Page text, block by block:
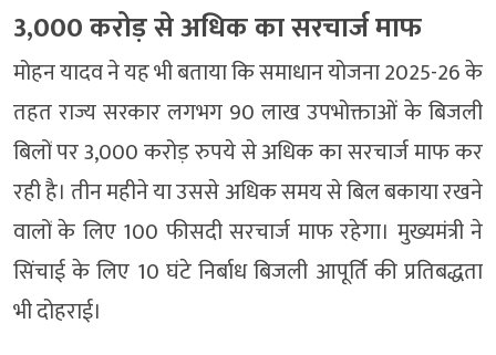
3,000 करोड़ से अधिक का सरचार्ज माफ
मोहन यादव ने यह भी बताया कि समाधान योजना 2025-26 के
तहत राज्य सरकार लगभग 90 लाख उपभोक्ताओं के बिजली
बिलों पर 3,000 करोड़ रुपये से अधिक का सरचार्ज माफ कर
रही है। तीन महीने या उससे अधिक समय से बिल बकाया रखने
वालों के लिए 100 फीसदी सरचार्ज माफ रहेगा। मुख्यमंत्री ने
सिंचाई के लिए 10 घंटे निर्बाध बिजली आपूर्ति की प्रतिबद्धता
भी दोहराई।